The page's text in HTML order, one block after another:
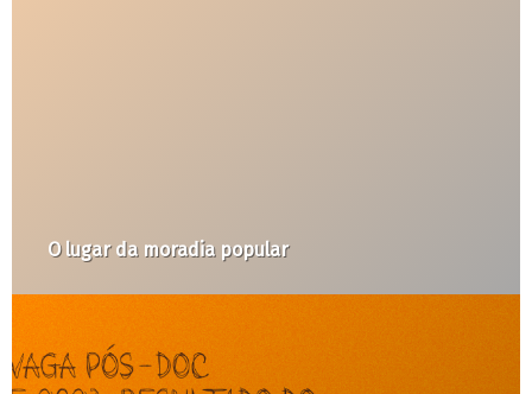
Observatório de Remoções na Casa do